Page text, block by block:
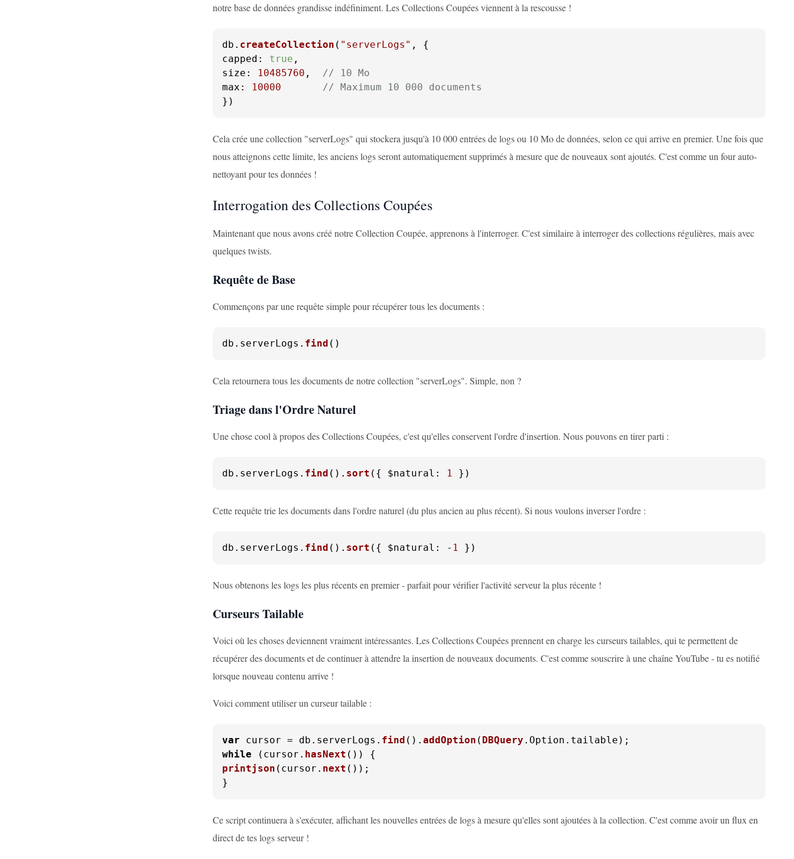
notre base de données grandisse indéfiniment. Les Collections Coupées viennent à la rescousse !
db. createCollection ( "serverLogs"
capped : true
size : 10485760 , // 10 Mo
max : 10000
// Maximum 10 000 documents
})
Cela crée une collection "serverLogs" qui stockera jusqu'à 10 000 entrées de logs ou 10 Mo de données, selon ce qui arrive en premier. Une fois que
nous atteignons cette limite, les anciens logs seront automatiquement supprimés à mesure que de nouveaux sont ajoutés. C'est comme un four auto-
nettoyant pour tes données !
Interrogation des Collections Coupées
Maintenant que nous avons créé notre Collection Coupée, apprenons à l'interroger. C'est similaire à interroger des collections régulières, mais avec
quelques twists.
Requête de Base
Commençons par une requête simple pour récupérer tous les documents :
db. serverLogs . find ()
Cela retournera tous les documents de notre collection "serverLogs". Simple, non ?
Triage dans l'Ordre Naturel
Une chose cool à propos des Collections Coupées, c'est qu'elles conservent l'ordre d'insertion. Nous pouvons en tirer parti :
db. serverLogs . find (). sort ({ $natural : 1 })
Cette requête trie les documents dans l'ordre naturel (du plus ancien au plus récent). Si nous voulons inverser l'ordre :
db. serverLogs . find (). sort ({ $natural : - 1 })
Nous obtenons les logs les plus récents en premier - parfait pour vérifier l'activité serveur la plus récente !
Curseurs Tailable
Voici où les choses deviennent vraiment intéressantes. Les Collections Coupées prennent en charge les curseurs tailables, qui te permettent de
récupérer des documents et de continuer à attendre la insertion de nouveaux documents. C'est comme souscrire à une chaîne YouTube - tu es notifié
lorsque nouveau contenu arrive !
Voici comment utiliser un curseur tailable :
var cursor = db. serverLogs . find (). addOption ( DBQuery . Option . tailable
while (cursor. hasNext
printjson (cursor. next ());
}
Ce script continuera à s'exécuter, affichant les nouvelles entrées de logs à mesure qu'elles sont ajoutées à la collection. C'est comme avoir un flux en
direct de tes logs serveur !